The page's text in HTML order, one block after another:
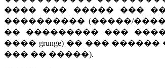
���� ��� ����� ���
���������� (�����/
�� ��������� ���
���� grunge) �� ���
��� �� �����).